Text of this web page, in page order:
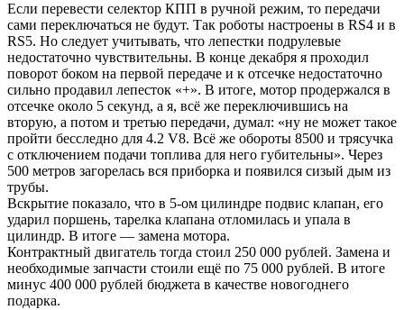
Если перевести селектор КПП в ручной режим, то передачи
сами переключаться не будут. Так роботы настроены в RS4 и в
RS5. Но следует учитывать, что лепестки подрулевые
недостаточно чувствительны. В конце декабря я проходил
поворот боком на первой передаче и к отсечке недостаточно
сильно продавил лепесток «+». В итоге, мотор продержался в
отсечке около 5 секунд, а я, всё же переключившись на
вторую, а потом и третью передачи, думал: «ну не может такое
пройти бесследно для 4.2 V8. Всё же обороты 8500 и трясучка
с отключением подачи топлива для него губительны». Через
500 метров загорелась вся приборка и появился сизый дым из
трубы.
Вскрытие показало, что в 5-ом цилиндре подвис клапан, его
ударил поршень, тарелка клапана отломилась и упала в
цилиндр. В итоге — замена мотора.
Контрактный двигатель тогда стоил 250 000 рублей. Замена и
необходимые запчасти стоили ещё по 75 000 рублей. В итоге
минус 400 000 рублей бюджета в качестве новогоднего
подарка.